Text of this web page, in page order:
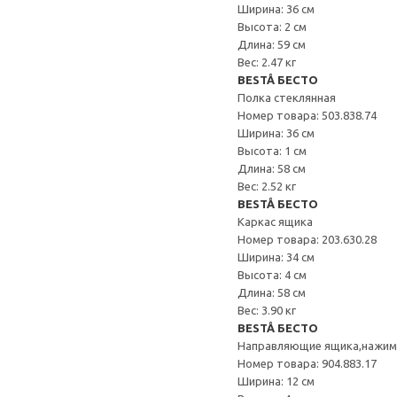
Ширина: 36 см
Высота: 2 см
Длина: 59 см
Вес: 2.47 кг
BESTÅ БЕСТО
Полка стеклянная
Номер товара: 503.838.74
Ширина: 36 см
Высота: 1 см
Длина: 58 см
Вес: 2.52 кг
BESTÅ БЕСТО
Каркас ящика
Номер товара: 203.630.28
Ширина: 34 см
Высота: 4 см
Длина: 58 см
Вес: 3.90 кг
BESTÅ БЕСТО
Направляющие
Номер товара: 904.883.17
Ширина: 12 см